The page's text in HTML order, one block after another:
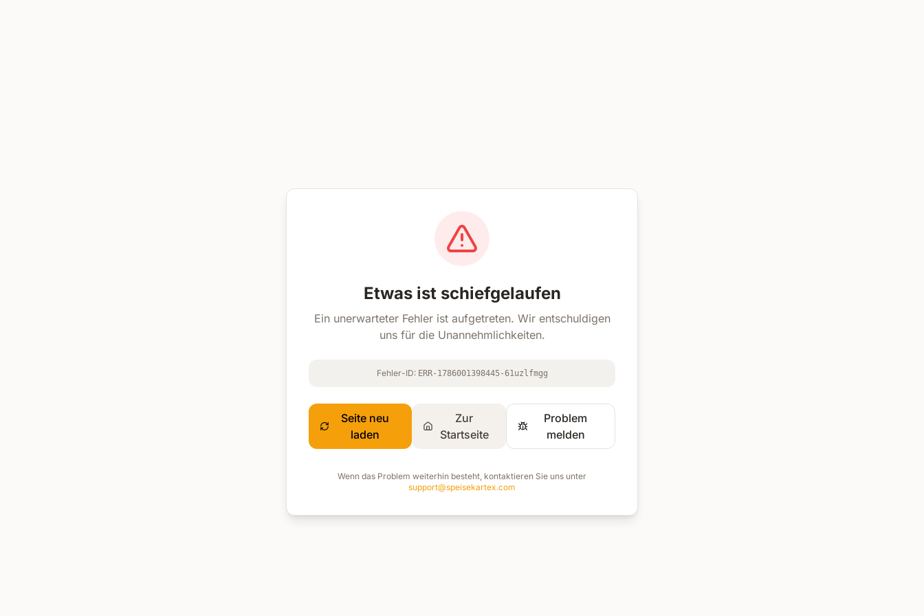
Etwas ist schiefgelaufen
Ein unerwarteter Fehler ist aufgetreten. Wir entschuldigen
uns für die Unannehmlichkeiten.
Fehler-ID: ERR-1786001398445-61uzlfmgg
Seite neu
laden
Zur
Startseite
Problem
melden
Wenn das Problem weiterhin besteht, kontaktieren Sie uns unter
support@speisekartex.com